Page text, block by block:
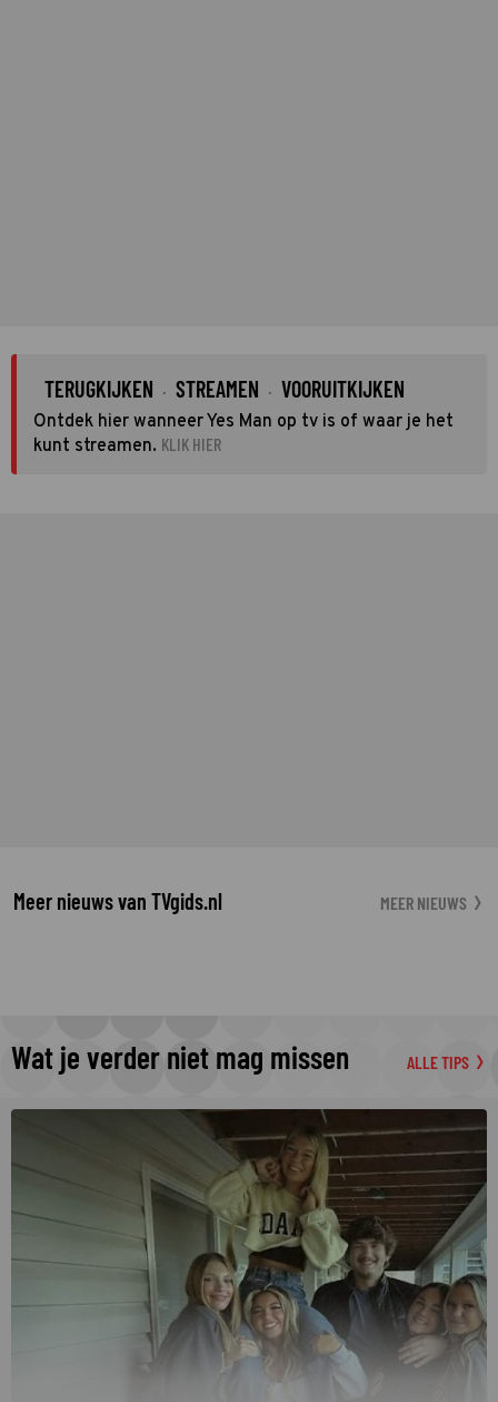
TERUGKIJKEN · STREAMEN · VOORUITKIJKEN
Ontdek hier wanneer Yes Man op tv is of waar je het
kunt streamen. KLIK HIER
Meer nieuws van TVgids.nl MEER NIEUWS
Wat je verder niet mag missen ALLE TIPS